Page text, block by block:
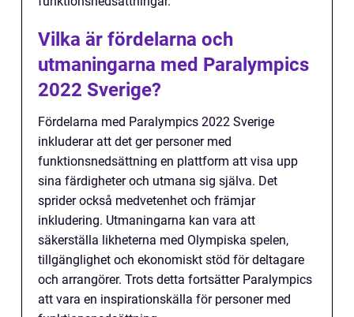
Vilka är fördelarna och
utmaningarna med Paralympics
2022 Sverige?
Fördelarna med Paralympics 2022 Sverige
inkluderar att det ger personer med
funktionsnedsättning en plattform att visa upp
sina färdigheter och utmana sig själva. Det
sprider också medvetenhet och främjar
inkludering. Utmaningarna kan vara att
säkerställa likheterna med Olympiska spelen,
tillgänglighet och ekonomiskt stöd för deltagare
och arrangörer. Trots detta fortsätter Paralympics
att vara en inspirationskälla för personer med